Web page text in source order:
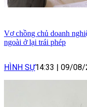
Vợ chồng chủ doanh
ngoài ở lại trái phép
HÌNH SỰ14:33 09/08/